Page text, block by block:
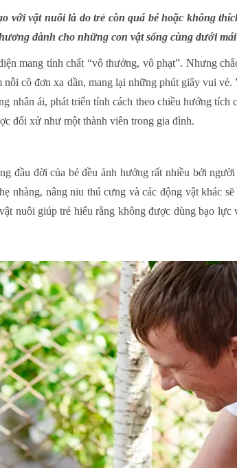
với vật nuôi là do trẻ còn quá bé hoặc không
dành cho những con vật sống cùng dưới
mang tính chất “vô thưởng, vô phạt”. Nhưng
cô đơn xa dần, mang lại những phút giây vui
nhân ái, phát triển tính cách theo chiều hướng tích
đối xử như một thành viên trong gia đình.
đầu đời của bé đều ảnh hưởng rất nhiều bởi
nhàng, nâng niu thú cưng và các động vật khác
nuôi giúp trẻ hiểu rằng không được dùng bạo lực